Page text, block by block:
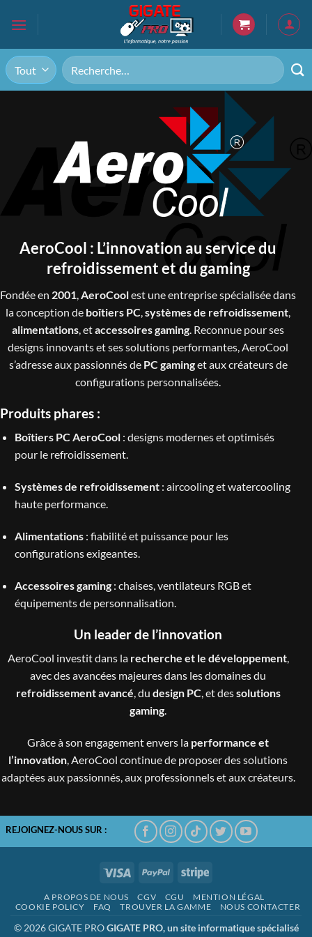
Recherche
pour :
AeroCool : L’innovation au service du
refroidissement et du gaming
Fondée en 2001,AeroCoolest une entreprise spécialisée dans
la conception de boîtiers PC,systèmes de refroidissement,
alimentations, etaccessoires gaming. Reconnue pour ses
designs innovants et ses solutions performantes, AeroCool
s’adresse aux passionnés de PC gaminget aux créateurs de
configurations personnalisées.
Produits phares :
Boîtiers PC AeroCool: designs modernes et optimisés
pour le refroidissement.
Systèmes de refroidissement: aircooling et watercooling
haute performance.
Alimentations: fiabilité et puissance pour les
configurations exigeantes.
Accessoires gaming: chaises, ventilateurs RGB et
équipements de personnalisation.
Un leader de l’innovation
AeroCool investit dans la recherche et le développement,
avec des avancées majeures dans les domaines du
refroidissement avancé, du design PC, et dessolutions
gaming.
Grâce à son engagement envers la performance et
l’innovation, AeroCool continue de proposer des solutions
adaptées aux passionnés, aux professionnels et aux créateurs.
REJOIGNEZ-NOUS SUR :
Visa PayPal Stripe
A PROPOS DE NOUS CGV CGU
MENTION LÉGAL
COOKIE POLICY
FAQ TROUVER LA GAMME NOUS CONTACTER
© 2026 GIGATE PROGIGATE PRO, un site informatique spécialisé